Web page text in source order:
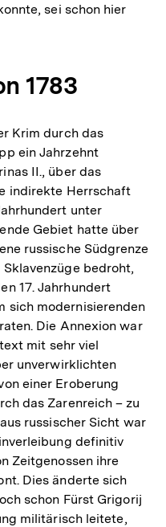
sei schon hier
1783
Krim durch das
ein Jahrzehnt
II., über das
indirekte Herrschaft
unter
Gebiet hatte über
russische Südgrenze
bedroht,
17. Jahrhundert
sich modernisierenden
Die Annexion war
mit sehr viel
unverwirklichten
einer Eroberung
das Zarenreich – zu
russischer Sicht war
definitiv
Zeitgenossen ihre
Dies änderte sich
schon Fürst Grigorij
militärisch leitete,